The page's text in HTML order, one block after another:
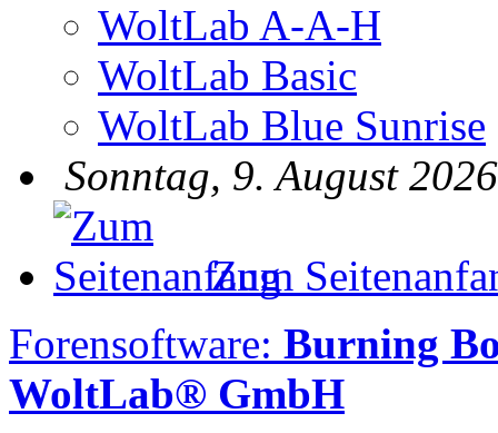
WoltLab A-A-H
WoltLab Basic
WoltLab Blue Sunrise
Sonntag, 9. August
Zum
Forensoftware: Burning
WoltLab® GmbH